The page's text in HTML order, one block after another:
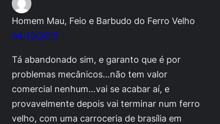
Homem Mau, Feio e Barbudo do Ferro Velho
04/13/2015
Tá abandonado sim, e garanto que é por
problemas mecânicos…não tem valor
comercial nenhum…vai se acabar aí, e
provavelmente depois vai terminar num ferro
velho, com uma carroceria de brasília em